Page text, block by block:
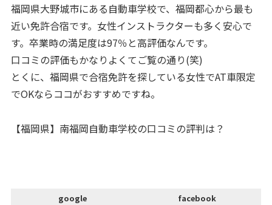
福岡県大野城市にある自動車学校で、福岡都心から最も
近い免許合宿です。女性インストラクターも多く安心で
す。卒業時の満足度は97％と高評価なんです。
口コミの評価もかなりよくてご覧の通り(笑)
とくに、福岡県で合宿免許を探している女性でAT車限定
でOKならココがおすすめですね。
【福岡県】南福岡自動車学校の口コミの評判は？
google
facebook